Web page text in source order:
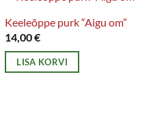
Keeleõppe purk “Aigu om”
14,00€
LISA KORVI